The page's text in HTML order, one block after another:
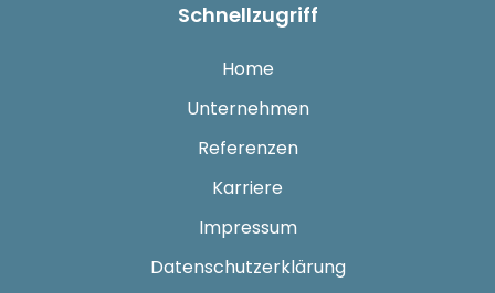
Schnellzugriff
Home
Unternehmen
Referenzen
Karriere
Impressum
Datenschutzerklärung